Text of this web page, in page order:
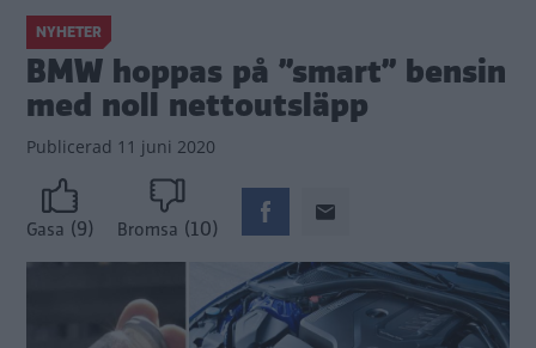
NYHETER
BMW hoppas på ”smart” bensin
med noll nettoutsläpp
Publicerad 11 juni 2020
Gasa (9) Bromsa (10)